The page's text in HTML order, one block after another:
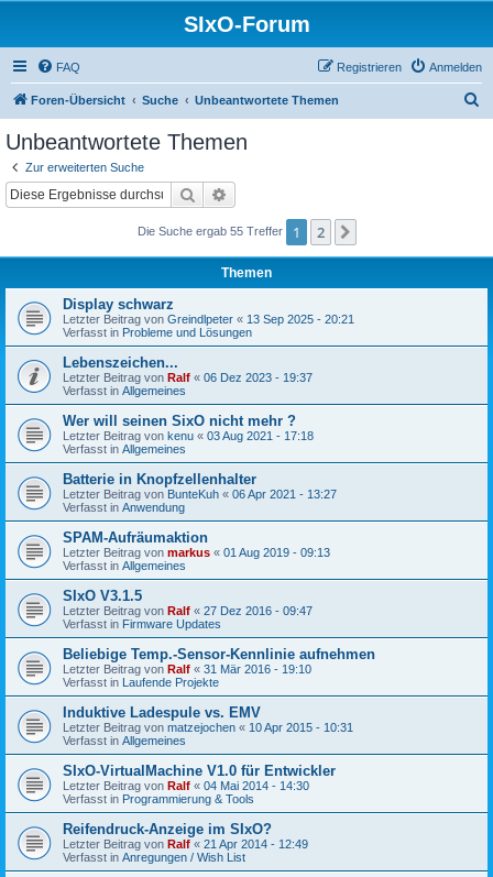
SIxO-Forum
FAQ Anmelden
Registrieren
Foren-Übersicht Suche Unbeantwortete Themen
Unbeantwortete Themen
Zur erweiterten Suche
Suche
Die Suche ergab 55 Treffer 1 2
Themen
Display schwarz
Letzter Beitrag von Greindlpeter « 13 Sep 2025 - 20:21
Verfasst in Probleme und Lösungen
Lebenszeichen...
Letzter Beitrag von Ralf « 06 Dez 2023 - 19:37
Verfasst in Allgemeines
Wer will seinen SixO nicht mehr ?
Letzter Beitrag von kenu « 03 Aug 2021 - 17:18
Verfasst in Allgemeines
Batterie in Knopfzellenhalter
Letzter Beitrag von BunteKuh « 06 Apr 2021 - 13:27
Verfasst in Anwendung
SPAM-Aufräumaktion
Letzter Beitrag von markus « 01 Aug 2019 - 09:13
Verfasst in Allgemeines
SIxO V3.1.5
Letzter Beitrag von Ralf « 27 Dez 2016 - 09:47
Verfasst in Firmware Updates
Beliebige Temp.-Sensor-Kennlinie aufnehmen
Letzter Beitrag von Ralf « 31 Mär 2016 - 19:10
Verfasst in Laufende Projekte
Induktive Ladespule vs. EMV
Letzter Beitrag von matzejochen « 10 Apr 2015 - 10:31
Verfasst in Allgemeines
SIxO-VirtualMachine V1.0 für Entwickler
Letzter Beitrag von Ralf « 04 Mai 2014 - 14:30
Verfasst in Programmierung & Tools
Reifendruck-Anzeige im SIxO?
Letzter Beitrag von Ralf « 21 Apr 2014 - 12:49
Verfasst in Anregungen / Wish List